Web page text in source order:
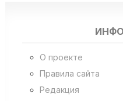
О проекте
Правила сайта
Редакция